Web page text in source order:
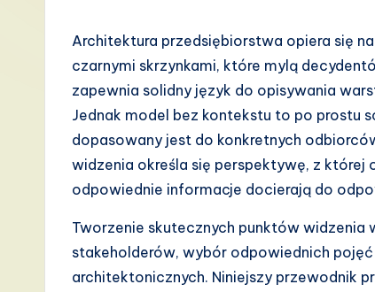
Architektura przedsiębiorstwa opiera się
czarnymi skrzynkami, które mylą
zapewnia solidny język do opisywania
Jednak model bez kontekstu to po prostu
dopasowany jest do konkretnych
widzenia określa się perspektywę, z której
odpowiednie informacje docierają do
Tworzenie skutecznych punktów
stakeholderów, wybór odpowiednich
architektonicznych. Niniejszy przewodnik